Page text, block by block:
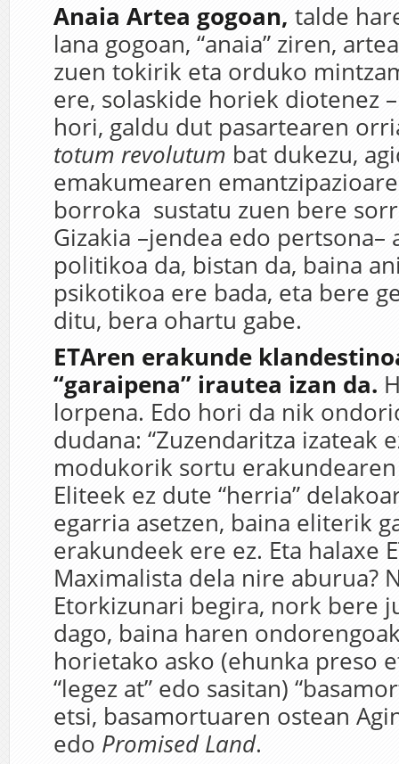
Anaia Artea gogoan, talde
lana gogoan, “anaia” ziren,
zuen tokirik eta orduko
ere, solaskide horiek diotenez
hori, galdu dut pasartearen
totum revolutum bat dukezu,
emakumearen
borroka sustatu zuen bere
Gizakia –jendea edo pertsona–
politikoa da, bistan da, baina
psikotikoa ere bada, eta bere
ditu, bera ohartu gabe.
ETAren erakunde
“garaipena” irautea izan da.
lorpena. Edo hori da nik
dudana: “Zuzendaritza izateak
modukorik sortu
Eliteek ez dute “herria”
egarria asetzen, baina eliterik
erakundeek ere ez. Eta halaxe
Maximalista dela nire aburua?
Etorkizunari begira, nork bere
dago, baina haren
horietako asko (ehunka preso
“legez at” edo sasitan)
etsi, basamortuaren ostean
edo Promised Land.